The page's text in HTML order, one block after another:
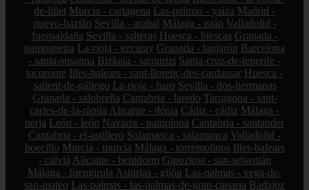
de-lillet Murcia - cartagena Las-palmas - yaiza Madrid -
nuevo-baztán Sevilla - arahal Málaga - istán Valladolid -
fuensaldaña Sevilla - salteras Huesca - biescas Granada -
pampaneira La-rioja - ezcaray Granada - lanjarón Barcelona
- santa-susanna Bizkaia - santurtzi Santa-cruz-de-tenerife -
tacoronte Illes-balears - sant-llorenç-des-cardassar Huesca -
sallent-de-gállego La-rioja - haro Sevilla - dos-hermanas
Granada - salobreña Cantabria - laredo Tarragona - sant-
carles-de-la-ràpita Alicante - dénia Cádiz - cádiz Málaga -
nerja León - león Navarra - pamplona Cantabria - santander
Cantabria - el-astillero Salamanca - salamanca Valladolid -
boecillo Murcia - murcia Málaga - torremolinos Illes-balears
- calvià Alicante - benidorm Gipuzkoa - san-sebastián
Málaga - fuengirola Asturias - gijón Las-palmas - vega-de-
san-mateo Las-palmas - las-palmas-de-gran-canaria Badajoz